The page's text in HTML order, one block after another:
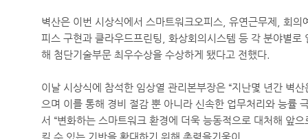
벽산은 이번 시상식에서 스마트워크오피스, 유연근무제, 회
피스 구현과 클라우드프린팅, 화상회의시스템 등 각 분야별
해 첨단기술부문 최우수상을 수상하게 됐다고 전했다.
이날 시상식에 참석한 임상열 관리본부장은 “지난몇 년간 벽
으며 이를 통해 경비 절감 뿐 아니라 신속한 업무처리와 능률
서 “변화하는 스마트워크 환경에 더욱 능동적으로 대처해 앞
킬 수 있는 기반을 확대하기 위해 총력을기울이